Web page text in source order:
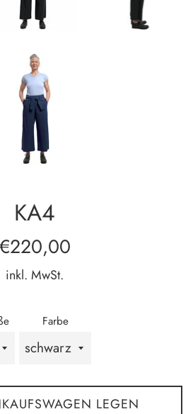
KA4
Normaler
€220,00
inkl. MwSt.
Farbe
LEGEN